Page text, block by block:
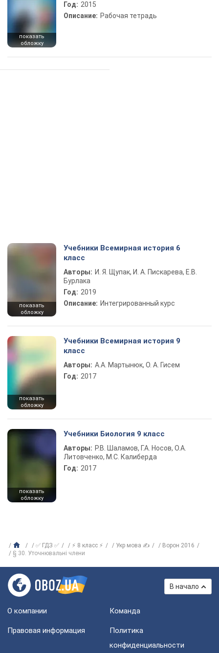
показать
обложку
Год: 2015
Описание: Рабочая тетрадь
показать
обложку
Учебники Всемирная история 6
класс
Авторы: И. Я. Щупак, И. А. Пискарева, Е.В.
Бурлака
Год: 2019
Описание: Интегрированный курс
показать
обложку
Учебники Всемирная история 9
класс
Авторы: А.А. Мартынюк, О. А. Гисем
Год: 2017
показать
обложку
Учебники Биология 9 класс
Авторы: Р.В. Шаламов, Г.А. Носов, О.А.
Литовченко, М.С. Калиберда
Год: 2017
✅ ГДЗ ✅ ⚡ 8 класс ⚡ Укр мова ✍
Ворон 2016
§ 30. Уточнювальні члени
В начало
О компании Команда
Правовая информация
Политика
конфиденциальности